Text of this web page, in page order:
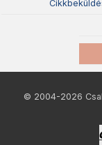
© 2004-2026